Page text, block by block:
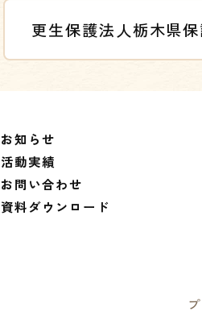
更生保護法人栃木県
お知らせ
活動実績
お問い合わせ
資料ダウンロード